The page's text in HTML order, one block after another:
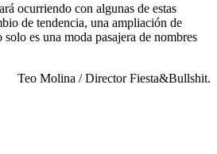
ocurriendo con algunas de estas
de tendencia, una ampliación de
es una moda pasajera de nombres
Teo Molina / Director Fiesta&Bullshit.